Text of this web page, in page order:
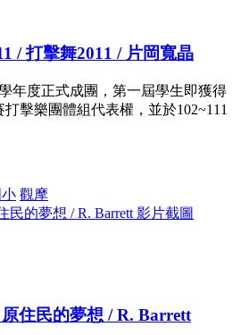
/ 打擊舞2011 / 片岡寬晶
年度正式成團，第一屆學生即獲得
擊樂團體組代表權，並於102~111
小 觀摩
住民的夢想 / R. Barrett